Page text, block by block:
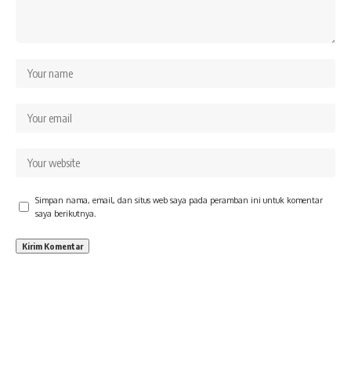
Simpan nama, email, dan situs web saya pada peramban ini untuk komentar
saya berikutnya.